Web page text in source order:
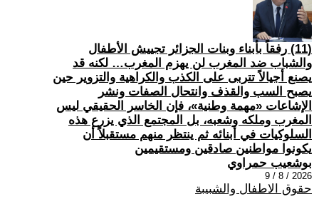
(11) رفقاً بأبناء وبنات الجزائر تجييش الأطفال
والشباب ضد المغرب لن يهزم المغرب… لكنه قد
يصنع أجيالاً تتربى على الكذب والكراهية والتزوير حين
يصبح السب والقذف وانتحال الصفات ونشر
الإشاعات «مهمة وطنية»، فإن الخاسر الحقيقي ليس
المغرب وملكه وشعبه، بل المجتمع الذي يزرع هذه
السلوكيات في أبنائه ثم ينتظر منهم مستقبلاً أن
يكونوا مواطنين صادقين ومستقيمين
بوشعيب حمراوي
2026 / 8 / 9
حقوق الاطفال والشبيبة